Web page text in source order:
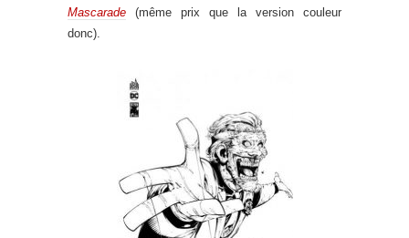
Mascarade (même prix que la version couleur
donc).